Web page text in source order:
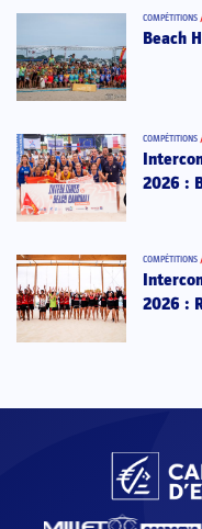
COMPÉTITIONS
Beach
COMPÉTITIONS
2026 :
COMPÉTITIONS
2026 :